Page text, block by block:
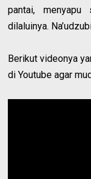
pantai, menyapu
dilaluinya.
Berikut videonya
di Youtube agar